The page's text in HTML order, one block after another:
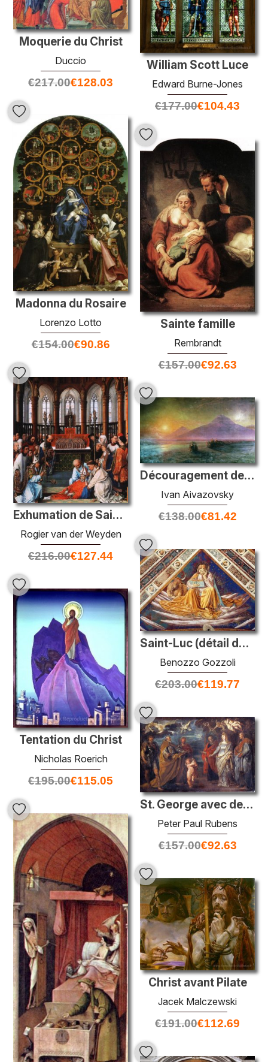
William Scott Luce
Edward Burne-Jones
€177.00€104.43
Moquerie du Christ
Duccio
€217.00€128.03
Madonna du Rosaire
Lorenzo Lotto
€154.00€90.86
Sainte famille
Rembrandt
€157.00€92.63
Exhumation de Saint Hubert
Rogier van der Weyden
€216.00€127.44
Découragement de Noé de la montagne Ararat
Ivan Aivazovsky
€138.00€81.42
Saint-Luc (détail des quatre évangélistes)
Benozzo Gozzoli
€203.00€119.77
Tentation du Christ
Nicholas Roerich
€195.00€115.05
St. George avec des martyrs Maurus, Papianus, Domitilla, Nerus e
Peter Paul Rubens
€157.00€92.63
Christ avant Pilate
Jacek Malczewski
€191.00€112.69